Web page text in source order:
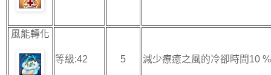
風能轉化
等級:42 5 減少療癒之風的冷卻時間10